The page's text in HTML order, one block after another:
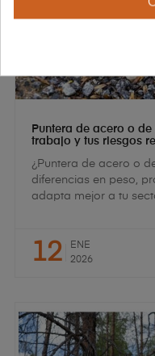
Puntera de acero o
trabajo y tus riesgos
¿Puntera de acero o
diferencias en peso,
adapta mejor a tu
12
ENE
2026